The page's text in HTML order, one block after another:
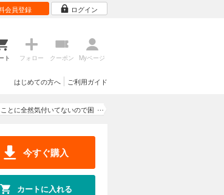
会員登録 ログイン
ト フォロー クーポン Myページ
ご利用ガイド
はじめての方へ
とに全然気付いてないので困
今すぐ購入
カートに入れる